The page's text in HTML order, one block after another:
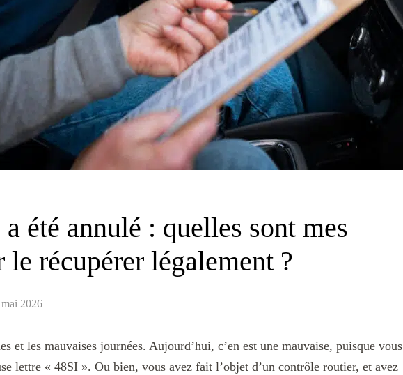
été annulé : quelles sont mes
le récupérer légalement ?
2026
et les mauvaises journées. Aujourd’hui, c’en est une mauvaise, puisque vous
lettre « 48SI ». Ou bien, vous avez fait l’objet d’un contrôle routier, et avez